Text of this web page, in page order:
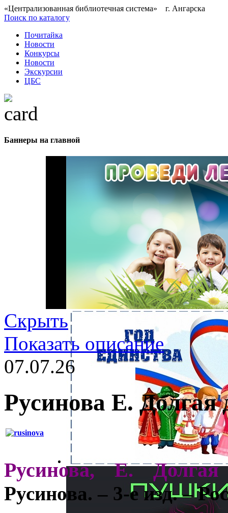
«Централизованная библиотечная система» г. Ангарска
Поиск по каталогу
Почитайка
Новости
Конкурсы
Новости
Экскурсии
ЦБС
Баннеры на главной
Скрыть
Показать описание
07.07.26
Русинова Е. Долгая
Русинова, Е.
Русинова. – 3-е изд. –